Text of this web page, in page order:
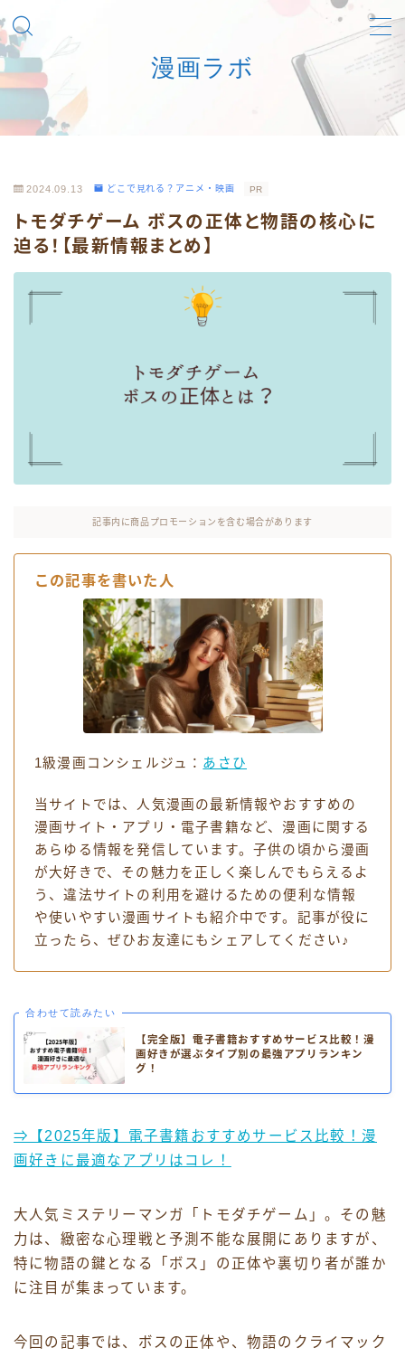
漫画ラボ
MENU
マンガを安心合法に楽しむための一次情報ナビ
お問い合わせフォーム
プライバシーポリシー
筆者あさひのプロフィール詳細
2024.09.13 どこで見れる？アニメ・映画 PR
トモダチゲーム ボスの正体と物語の核心に
迫る！【最新情報まとめ】
記事内に商品プロモーションを含む場合があります
この記事を書いた人
1級漫画コンシェルジュ： あさひ
当サイトでは、人気漫画の最新情報やおすすめの
漫画サイト・アプリ・電子書籍など、漫画に関する
あらゆる情報を発信しています。子供の頃から漫画
が大好きで、その魅力を正しく楽しんでもらえるよ
う、違法サイトの利用を避けるための便利な情報
や使いやすい漫画サイトも紹介中です。記事が役に
立ったら、ぜひお友達にもシェアしてください♪
合わせて読みたい
【完全版】電子書籍おすすめサービス比較！漫
画好きが選ぶタイプ別の最強アプリランキン
グ！
⇒【2025年版】電子書籍おすすめサービス比較！漫
画好きに最適なアプリはコレ！
大人気ミステリーマンガ「トモダチゲーム」。その魅
力は、緻密な心理戦と予測不能な展開にありますが、
特に物語の鍵となる「ボス」の正体や裏切り者が誰か
に注目が集まっています。
今回の記事では、ボスの正体や、物語のクライマック